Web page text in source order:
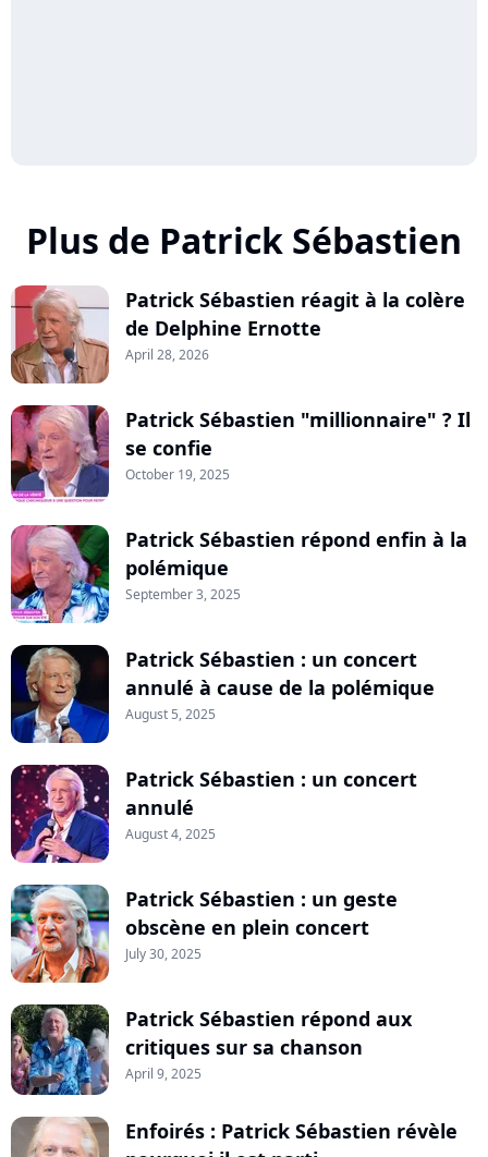
Plus de Patrick Sébastien
Patrick Sébastien réagit à la colère
de Delphine Ernotte
April 28, 2026
Patrick Sébastien "millionnaire" ? Il
se confie
October 19, 2025
Patrick Sébastien répond enfin à la
polémique
September 3, 2025
Patrick Sébastien : un concert
annulé à cause de la polémique
August 5, 2025
Patrick Sébastien : un concert
annulé
August 4, 2025
Patrick Sébastien : un geste
obscène en plein concert
July 30, 2025
Patrick Sébastien répond aux
critiques sur sa chanson
April 9, 2025
Enfoirés : Patrick Sébastien révèle